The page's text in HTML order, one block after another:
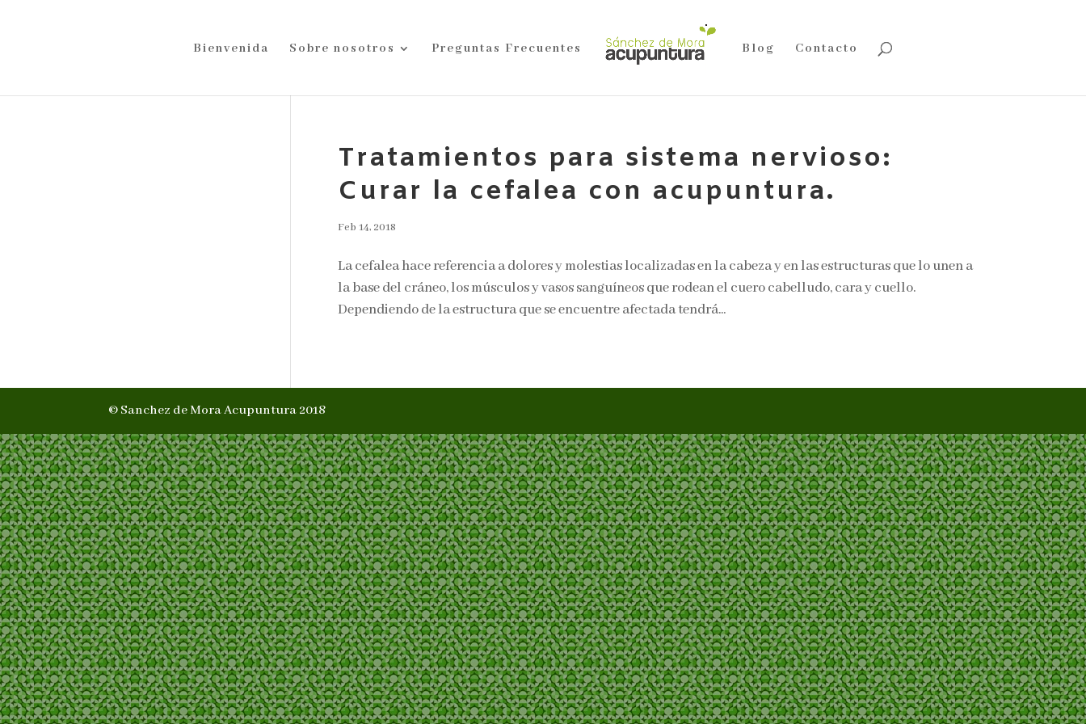
Bienvenida Sobre nosotros Preguntas Frecuentes Blog Contacto
Tratamientos para sistema nervioso:
Curar la cefalea con acupuntura.
Feb 14, 2018
La cefalea hace referencia a dolores y molestias localizadas en la cabeza y en las estructuras que lo unen a
la base del cráneo, los músculos y vasos sanguíneos que rodean el cuero cabelludo, cara y cuello.
Dependiendo de la estructura que se encuentre afectada tendrá...
© Sanchez de Mora Acupuntura 2018